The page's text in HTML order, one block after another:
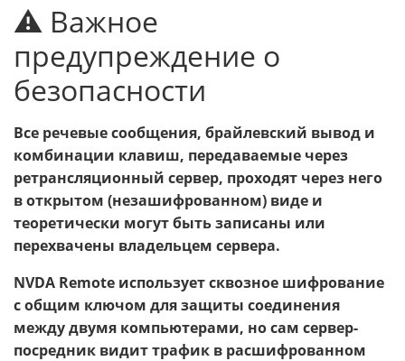
⚠️ Важное
предупреждение о
безопасности
Все речевые сообщения, брайлевский вывод и
комбинации клавиш, передаваемые через
ретрансляционный сервер, проходят через него
в открытом (незашифрованном) виде и
теоретически могут быть записаны или
перехвачены владельцем сервера.
NVDA Remote использует сквозное шифрование
с общим ключом для защиты соединения
между двумя компьютерами, но сам сервер-
посредник видит трафик в расшифрованном